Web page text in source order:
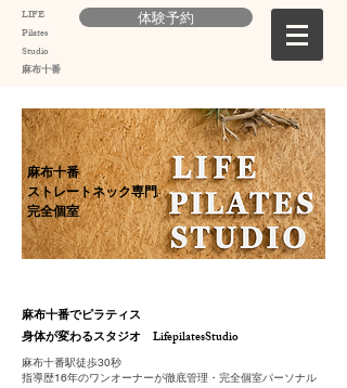
LIFE
Pilates
Studio
麻布十番
体験予約
麻布十番
ストレートネック専門
完全個室
麻布十番でピラティス
​身体が変わるスタジオ LifepilatesStudio
麻布十番駅徒歩30秒
​指導歴16年のワンオーナーが徹底管理・完全個室パーソナル